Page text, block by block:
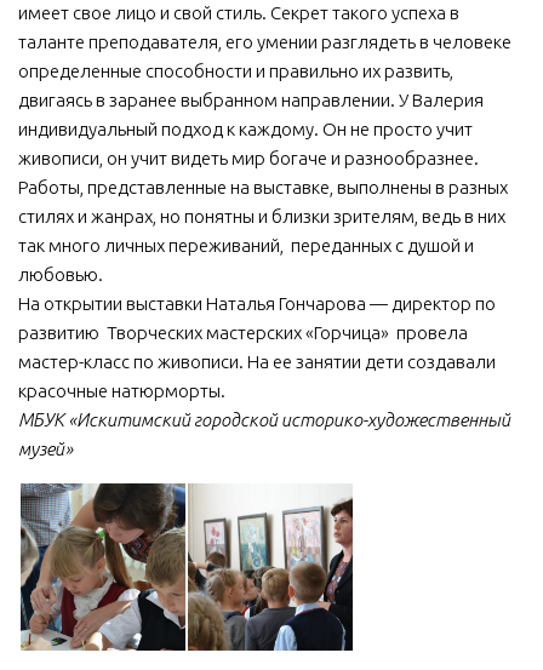
имеет свое лицо и свой стиль. Секрет такого успеха в
таланте преподавателя, его умении разглядеть в человеке
определенные способности и правильно их развить,
двигаясь в заранее выбранном направлении. У Валерия
индивидуальный подход к каждому. Он не просто учит
живописи, он учит видеть мир богаче и разнообразнее.
Работы, представленные на выставке, выполнены в разных
стилях и жанрах, но понятны и близки зрителям, ведь в них
так много личных переживаний, переданных с душой и
любовью.
На открытии выставки Наталья Гончарова — директор по
развитию Творческих мастерских «Горчица» провела
мастер-класс по живописи. На ее занятии дети создавали
красочные натюрморты.
МБУК «Искитимский городской историко-художественный
музей»